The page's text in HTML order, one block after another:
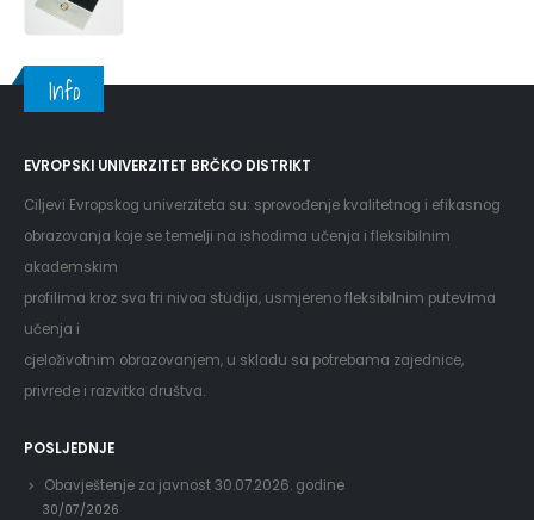
Info
EVROPSKI UNIVERZITET BRČKO DISTRIKT
Ciljevi Evropskog univerziteta su: sprovođenje kvalitetnog i efikasnog
obrazovanja koje se temelji na ishodima učenja i fleksibilnim
akademskim
profilima kroz sva tri nivoa studija, usmjereno fleksibilnim putevima
učenja i
cjeloživotnim obrazovanjem, u skladu sa potrebama zajednice,
privrede i razvitka društva.
POSLJEDNJE
Obavještenje za javnost 30.07.2026. godine
30/07/2026